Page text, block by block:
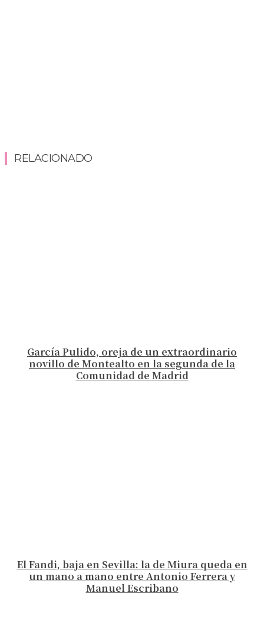
RELACIONADO
García Pulido, oreja de un extraordinario
novillo de Montealto en la segunda de la
Comunidad de Madrid
El Fandi, baja en Sevilla: la de Miura queda en
un mano a mano entre Antonio Ferrera y
Manuel Escribano